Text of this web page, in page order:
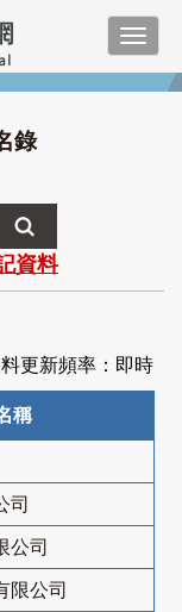
錄
資料
更新頻率：即時
稱
司
公司
限公司